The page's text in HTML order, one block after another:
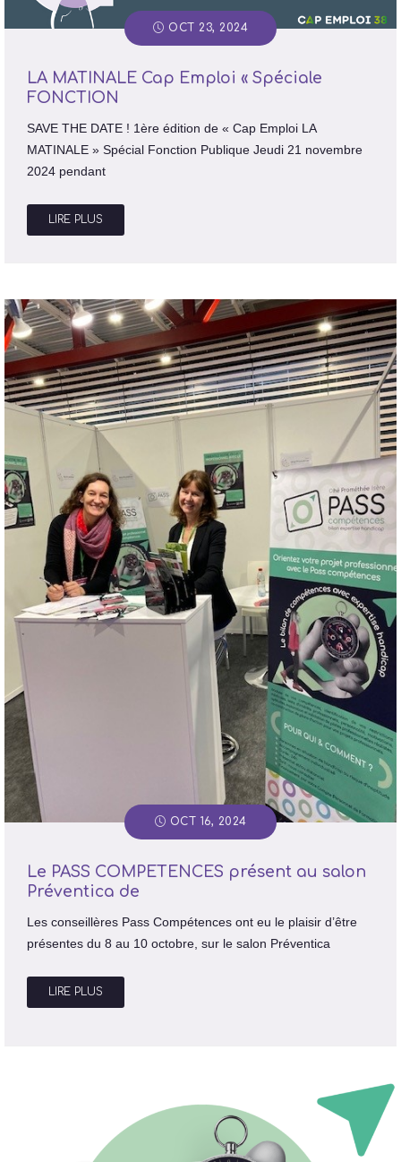
OCT 23, 2024
LA MATINALE Cap Emploi « Spéciale
FONCTION
SAVE THE DATE ! 1ère édition de « Cap Emploi LA
MATINALE » Spécial Fonction Publique Jeudi 21 novembre
2024 pendant
LIRE PLUS
OCT 16, 2024
Le PASS COMPETENCES présent au salon
Préventica de
Les conseillères Pass Compétences ont eu le plaisir d’être
présentes du 8 au 10 octobre, sur le salon Préventica
LIRE PLUS